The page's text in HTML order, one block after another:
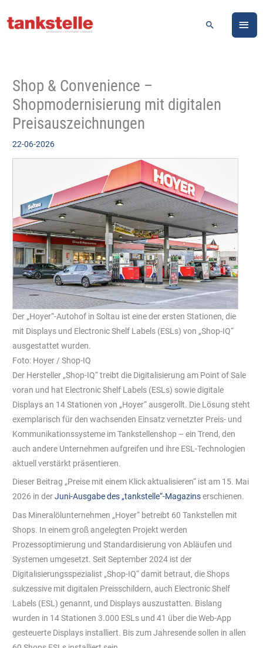
Inhalt
Suchen
Shop & Convenience –
Shopmodernisierung mit digitalen
Preisauszeichnungen
22-06-2026
Der „Hoyer“-Autohof in Soltau ist eine der ersten Stationen, die
mit Displays und Electronic Shelf Labels (ESLs) von „Shop-IQ“
ausgestattet wurden.
Foto: Hoyer / Shop-IQ
Der Hersteller „Shop-IQ“ treibt die Digitalisierung am Point of Sale
voran und hat Electronic Shelf Labels (ESLs) sowie digitale
Displays an 14 Stationen von „Hoyer“ ausgerollt. Die Lösung steht
exemplarisch für den wachsenden Einsatz vernetzter Preis- und
Kommunikationssysteme im Tankstellenshop – ein Trend, den
auch andere Unternehmen aufgreifen und ihre ESL-Technologien
aktuell verstärkt präsentieren.
Dieser Beitrag „Preise mit einem Klick aktualisieren“ ist am 15. Mai
2026 in derJuni-Ausgabe des „tankstelle“-Magazinserschienen.
Das Mineralölunternehmen „Hoyer“ betreibt 60 Tankstellen mit
Shops. In einem groß angelegten Projekt werden
Prozessoptimierung und Standardisierung von Abläufen und
Systemen umgesetzt. Seit September 2024 ist der
Digitalisierungsspezialist „Shop-IQ“ damit betraut, die Shops
sukzessive mit digitalen Preisschildern, auch Electronic Shelf
Labels (ESL) genannt, und Displays auszustatten. Bislang
wurden in 14 Stationen 3.000 ESLs und 41 über die Web-App
gesteuerte Displays installiert. Bis zum Jahresende sollen in allen